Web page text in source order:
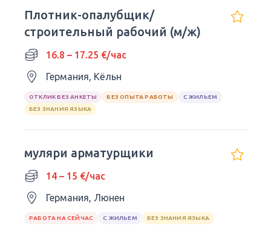
Плотник-опалубщик/
строительный рабочий (м/ж)
16.8 – 17.25 €/час
Германия, Кёльн
ОТКЛИК БЕЗ АНКЕТЫ БЕЗ ОПЫТА РАБОТЫ
С ЖИЛЬЕМ
БЕЗ ЗНАНИЯ ЯЗЫКА
муляри арматурщики
14 – 15 €/час
Германия, Люнен
РАБОТА НА СЕЙЧАС С ЖИЛЬЕМ БЕЗ ЗНАНИЯ ЯЗЫКА